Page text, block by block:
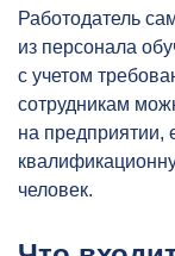
Работодатель
из персонала
с учетом
сотрудникам
на предприятии,
человек.